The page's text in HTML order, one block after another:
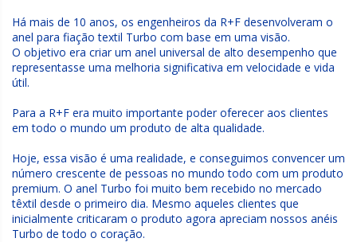
Há mais de 10 anos, os engenheiros da R+F desenvolveram o
anel para fiação textil Turbo com base em uma visão.
O objetivo era criar um anel universal de alto desempenho que
representasse uma melhoria significativa em velocidade e vida
útil.
Para a R+F era muito importante poder oferecer aos clientes
em todo o mundo um produto de alta qualidade.
Hoje, essa visão é uma realidade, e conseguimos convencer um
número crescente de pessoas no mundo todo com um produto
premium. O anel Turbo foi muito bem recebido no mercado
têxtil desde o primeiro dia. Mesmo aqueles clientes que
inicialmente criticaram o produto agora apreciam nossos anéis
Turbo de todo o coração.